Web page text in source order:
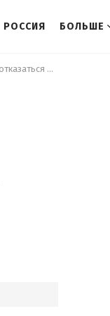
РОССИЯ БОЛЬШЕ
Легко продаст Путина: аналитик сказал, ради чего Индия может отказаться от сотрудничества с РФ